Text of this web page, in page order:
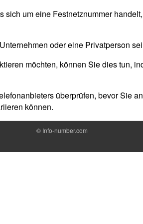
sich um eine Festnetznummer
oder eine Privatperson
möchten, können Sie dies tun,
überprüfen, bevor Sie
können.
© Info-number.com